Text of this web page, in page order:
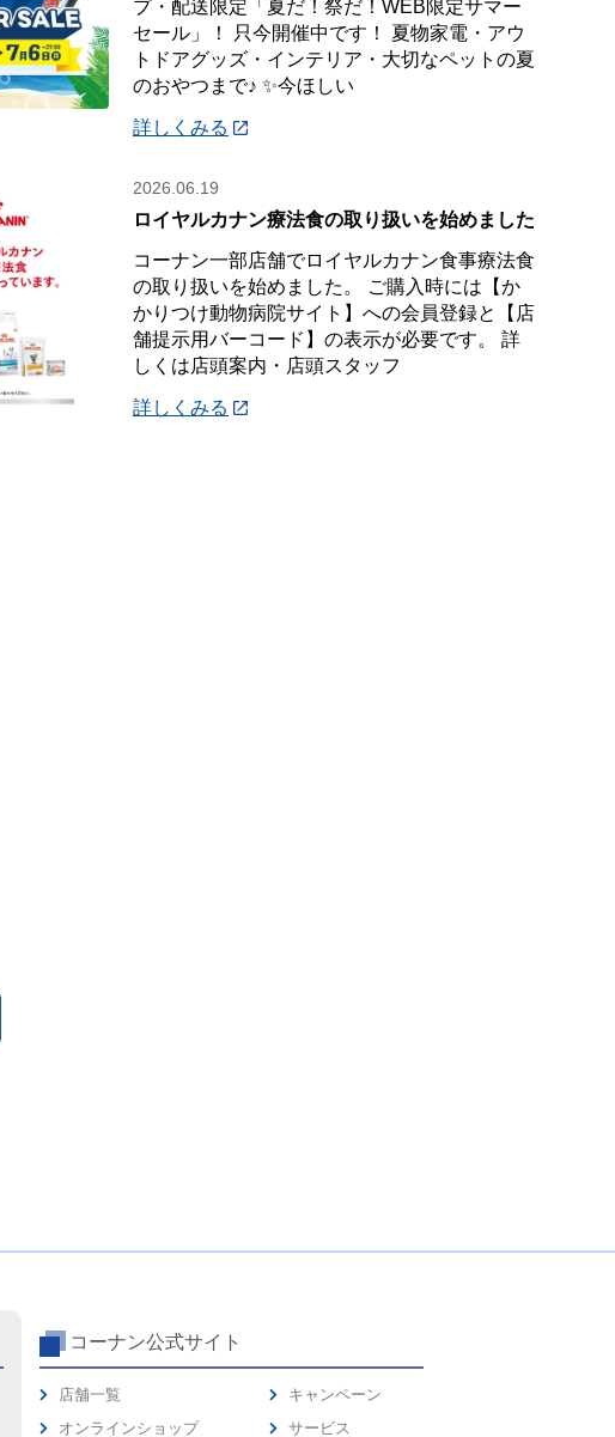
プ・配送限定「夏だ！祭だ！WEB限定サマー
セール」！ 只今開催中です！ 夏物家電・アウ
トドアグッズ・インテリア・大切なペットの夏
のおやつまで♪ ✨今ほしい
詳しくみる
2026.06.19
ロイヤルカナン療法食の取り扱いを始めました
コーナン一部店舗でロイヤルカナン食事療法食
の取り扱いを始めました。 ご購入時には【か
かりつけ動物病院サイト】への会員登録と【店
舗提示用バーコード】の表示が必要です。 詳
しくは店頭案内・店頭スタッフ
詳しくみる
コーナン公式サイト
店舗一覧
オンラインショップ
キャンペーン
サービス